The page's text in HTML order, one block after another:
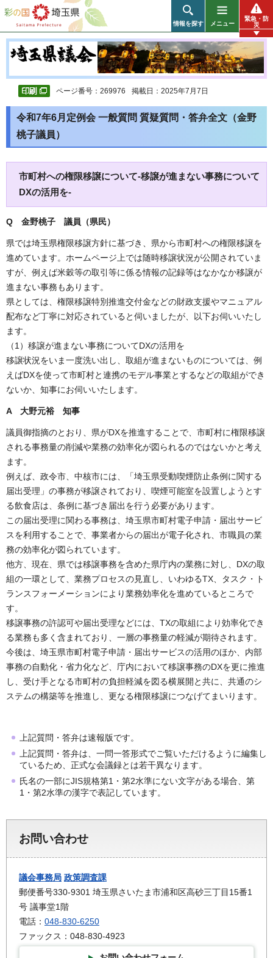
彩の国 埼玉県
情報を探す メニュー
緊急・防
災
ページ番号：269976 掲載日：2025年7月7日
令和7年6月定例会 一般質問 質疑質問・答弁全文（金野
桃子議員）
市町村への権限移譲について-移譲が進まない事務について
DXの活用を-
Q 金野桃子 議員（県民）
県では埼玉県権限移譲方針に基づき、県から市町村への権限移譲を
進めています。ホームページ上では随時移譲状況が公開されていま
すが、例えば米穀等の取引等に係る情報の記録等はなかなか移譲が
進まない事務もあります。
県としては、権限移譲特別推進交付金などの財政支援やマニュアル
配布など丁寧に対応されていると伺いましたが、以下お伺いいたし
ます。
（1）移譲が進まない事務についてDXの活用を
移譲状況をいま一度洗い出し、取組が進まないものについては、例
えばDXを使って市町村と連携のモデル事業とするなどの取組ができ
ないか、知事にお伺いいたします。
A 大野元裕知事
議員御指摘のとおり、県がDXを推進することで、市町村に権限移譲
される事務量の削減や業務の効率化が図られるのではないかと考え
ます。
例えば、政令市、中核市には、「埼玉県受動喫煙防止条例に関する
届出受理」の事務が移譲されており、喫煙可能室を設置しようとす
る飲食店は、条例に基づき届出を行う必要があります。
この届出受理に関わる事務は、埼玉県市町村電子申請・届出サービ
スを利用することで、事業者からの届出が電子化され、市職員の業
務の効率化が図られています。
他方、現在、県では移譲事務を含めた県庁内の業務に対し、DXの取
組の一環として、業務プロセスの見直し、いわゆるTX、タスク・ト
ランスフォーメーションにより業務効率化を進めているところで
す。
移譲事務の許認可や届出受理などには、TXの取組により効率化でき
る業務も多く含まれており、一層の事務量の軽減が期待されます。
今後は、埼玉県市町村電子申請・届出サービスの活用のほか、内部
事務の自動化・省力化など、庁内において移譲事務のDXを更に推進
し、受け手となる市町村の負担軽減を図る横展開と共に、共通のシ
ステムの構築等を推進し、更なる権限移譲につなげてまいります。
上記質問・答弁は速報版です。
上記質問・答弁は、一問一答形式でご覧いただけるように編集し
ているため、正式な会議録とは若干異なります。
氏名の一部にJIS規格第1・第2水準にない文字がある場合、第
1・第2水準の漢字で表記しています。
お問い合わせ
議会事務局 政策調査課
郵便番号330-9301 埼玉県さいたま市浦和区高砂三丁目15番1
号 議事堂1階
電話： 048-830-6250
ファックス：048-830-4923